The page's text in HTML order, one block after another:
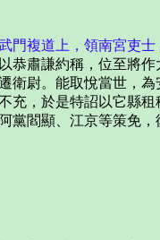
複道上，領南宮吏士
肅謙約稱，位至將作
尉。能取悅當世，為
充，於是特詔以它縣
黨閻顯、江京等策免